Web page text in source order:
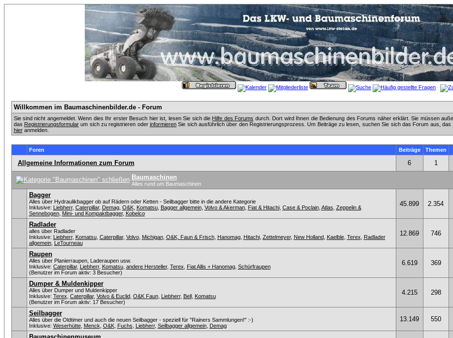
Willkommen im Baumaschinenbilder.de - Forum
Sie sind nicht angemeldet. Wenn dies Ihr erster Besuch hier ist, lesen Sie sich die Hilfe des Forums durch. Dort wird Ihnen die Bedienung des Forums näher erklärt. Sie müssen
das Registrierungsformularum sich zu registrieren oder informierenSie sich ausführlich über den Registrierungsprozess. Um Beiträge zu lesen, suchen Sie sich das Forum aus,
hieranmelden.
Foren Beiträge Themen
Allgemeine Informationen zum Forum 6 1
Baumaschinen
Alles rund um Baumaschinen
Bagger
Alles über Hydraulikbagger ob auf Rädern oder Ketten - Seilbagger bitte in die andere Kategorie
Inklusive: Liebherr, Caterpillar, Demag, O&K, Komatsu, Bagger allgemein, Volvo & Akerman, Fiat & Hitachi, Case & Poclain, Atlas Zeppelin &
Sennebogen, Mini- und Kompaktbagger, Kobelco
45.899 2.354
Radlader
alles über Radlader
Inklusive: Liebherr, Komatsu, Caterpillar, Volvo, Michigan, O&K, Faun & Frisch, Hanomag, Hitachi, Zettelmeyer, New Holland, Kaelble, Terex
Radlader
allgemein, LeTourneau
12.869 746
Raupen
Alles über Planierraupen, Laderaupen usw.
Inklusive: Caterpillar, Liebherr, Komatsu, andere Hersteller, Terex Fiat Allis + Hanomag, Schürfraupen
(Benutzer im Forum aktiv: 3 Besucher)
6.619 369
Dumper & Muldenkipper
Alles über Dumper und Muldenkipper
Inklusive: Terex Caterpillar, Volvo & Euclid, O&K Faun, Liebherr, Bell, Komatsu
(Benutzer im Forum aktiv: 17 Besucher)
4.215 298
Seilbagger
Alles über die Oldtimer und auch die neuen Seilbagger - speziell für "Rainers Sammlungen!" :-)
Inklusive: Weserhütte, Menck O&K, Fuchs Liebherr, Seilbagger allgemein, Demag
13.149 550